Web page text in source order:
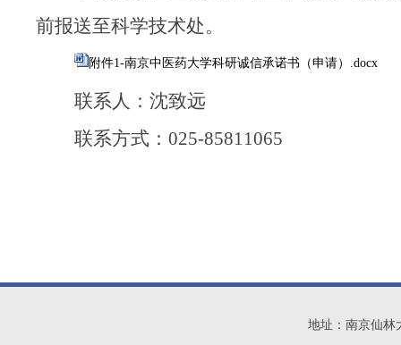
前报送至科学技术处。
附件1-南京中医药大学科研诚信承诺书（申请）.docx
联系人：沈致远
联系方式： 025-85811065
地址：南京仙林